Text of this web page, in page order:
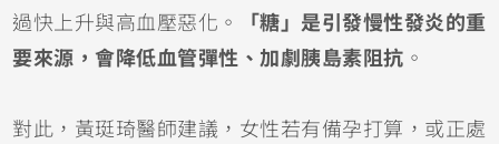
過快上升與高血壓惡化。
「糖」是引發慢性發炎的重
要來源，會降低血管彈性、加劇胰島素阻抗 。
對此，黃珽琦醫師建議，女性若有備孕打算，或正處